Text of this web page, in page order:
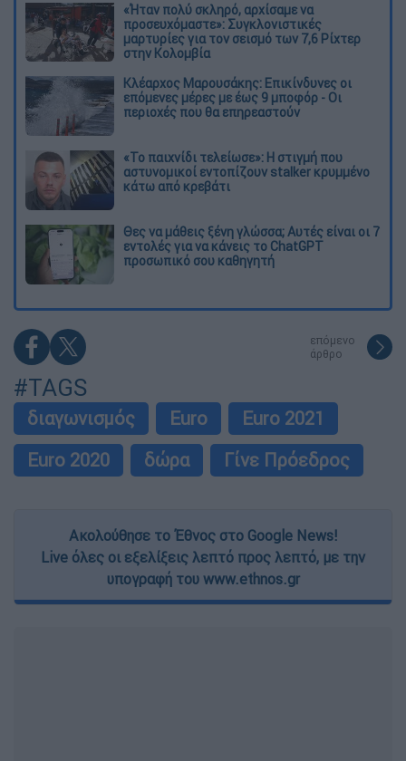
«Ήταν πολύ σκληρό, αρχίσαμε να
προσευχόμαστε»: Συγκλονιστικές
μαρτυρίες για τον σεισμό των 7,6 Ρίχτερ
στην Κολομβία
Κλέαρχος Μαρουσάκης: Επικίνδυνες οι
επόμενες μέρες με έως 9 μποφόρ - Οι
περιοχές που θα επηρεαστούν
«Το παιχνίδι τελείωσε»: Η στιγμή που
αστυνομικοί εντοπίζουν stalker κρυμμένο
κάτω από κρεβάτι
Θες να μάθεις ξένη γλώσσα; Αυτές είναι οι 7
εντολές για να κάνεις το ChatGPT
προσωπικό σου καθηγητή
επόμενο
άρθρο
#TAGS
διαγωνισμός Euro
Euro 2021
Euro 2020
δώρα Γίνε Πρόεδρος
Ακολούθησε το Έθνος στο Google News!
Live όλες οι εξελίξεις λεπτό προς λεπτό, με την
υπογραφή του www.ethnos.gr